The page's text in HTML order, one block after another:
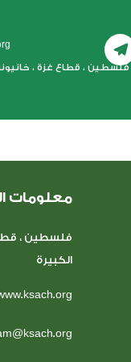
فلسطين ، قطاع غزة ،
معلومات
فلسطين ،
الكبيرة